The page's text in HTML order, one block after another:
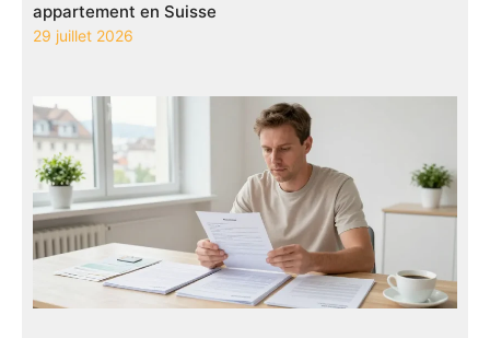
appartement en Suisse
29 juillet 2026